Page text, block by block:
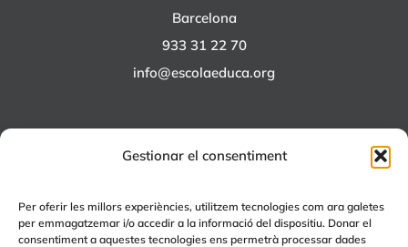
Gestionar el consentiment
Per oferir les millors experiències, utilitzem tecnologies com ara galetes
per emmagatzemar i/o accedir a la informació del dispositiu. Donar el
consentiment a aquestes tecnologies ens permetrà processar dades
Barcelona
933 31 22 70
info@escolaeduca.org
+EDUCA